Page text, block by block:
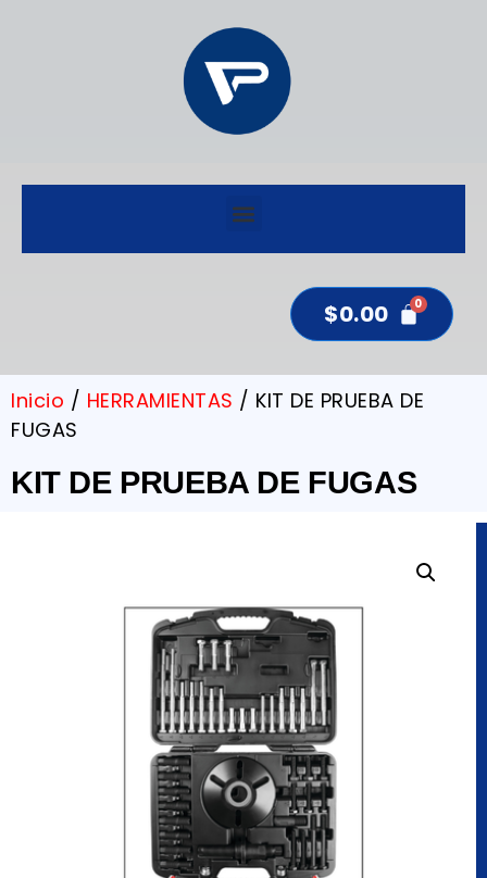
$0.00
Inicio / HERRAMIENTAS / KIT DE PRUEBA DE
FUGAS
KIT DE PRUEBA DE FUGAS